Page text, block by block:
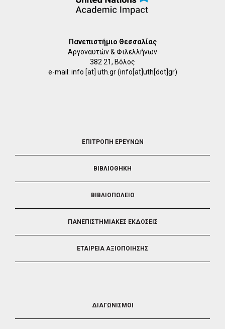
Πανεπιστήμιο Θεσσαλίας
Αργοναυτών & Φιλελλήνων
382 21, Βόλος
e-mail: info [at] uth.gr(info[at]uth[dot]gr)
ΕΠΙΤΡΟΠΗ ΕΡΕΥΝΩΝ
ΒΙΒΛΙΟΘΗΚΗ
ΒΙΒΛΙΟΠΩΛΕΙΟ
ΠΑΝΕΠΙΣΤΗΜΙΑΚΕΣ ΕΚΔΟΣΕΙΣ
ΕΤΑΙΡΕΙΑ ΑΞΙΟΠΟΙΗΣΗΣ
ΔΙΑΓΩΝΙΣΜΟΙ